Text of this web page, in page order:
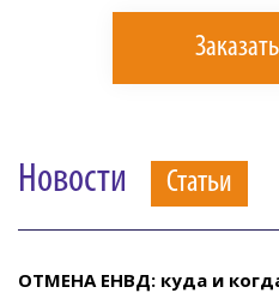
Новости Статьи
ОТМЕНА ЕНВД: куда и